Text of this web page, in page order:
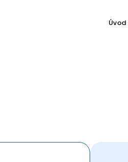
Úvod